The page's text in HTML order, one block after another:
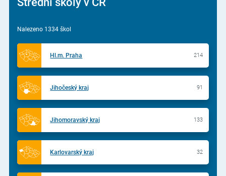
Nalezeno 1334 škol
Hl.m. Praha 214
Jihočeský kraj 91
Jihomoravský kraj 133
Karlovarský kraj 32